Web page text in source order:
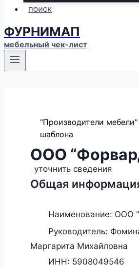
поиск
ФУРНИМАП
мебельный чек-лист
"Производители
шаблона
ООО
уточнить сведения
Общая
Наименование: ООО
Руководитель:
Маргарита Михайловна
ИНН: 5908049546